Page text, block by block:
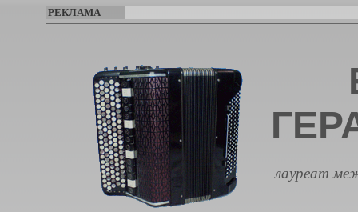
РЕКЛАМА
лауреат